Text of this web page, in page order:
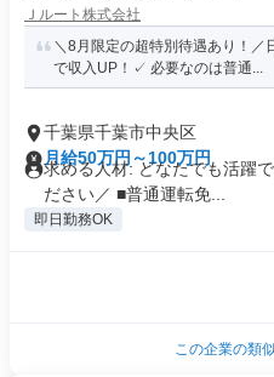
Ｊルート株式会社
＼8月限定の超特別待遇あり！／
で収入UP！✓ 必要なのは普通...
千葉県千葉市中央区
月給50万円～100万円
求める人材: どなたでも活躍
ださい／ ■普通運転免...
即日勤務OK
この企業の類